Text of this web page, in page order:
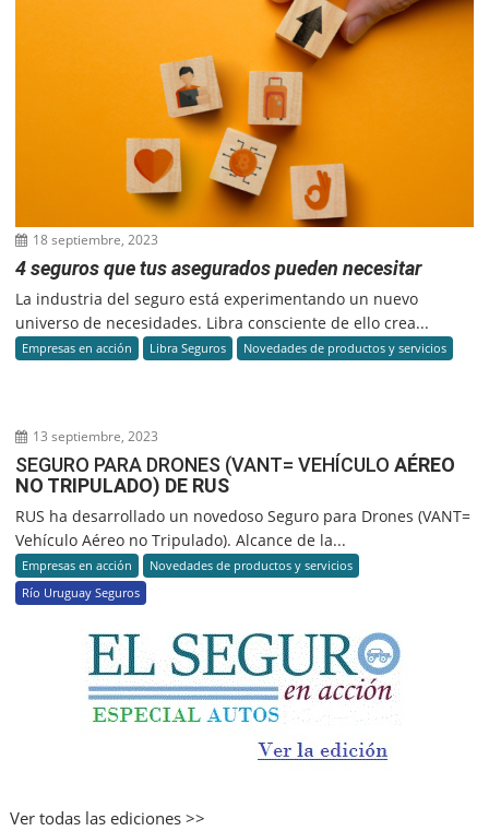
18 septiembre, 2023
4 seguros que tus asegurados pueden necesitar
La industria del seguro está experimentando un nuevo
universo de necesidades. Libra consciente de ello crea...
Empresas en acción Libra Seguros Novedades de productos y servicios
13 septiembre, 2023
SEGURO PARA DRONES (VANT= VEHÍCULOAÉREO
NO TRIPULADO) DE RUS
RUS ha desarrollado un novedoso Seguro para Drones (VANT=
Vehículo Aéreo no Tripulado). Alcance de la...
Empresas en acción
Novedades de productos y servicios
Río Uruguay Seguros
Ver todas las ediciones >>